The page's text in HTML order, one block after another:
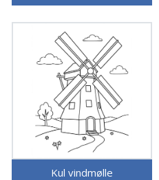
Kul vindmølle